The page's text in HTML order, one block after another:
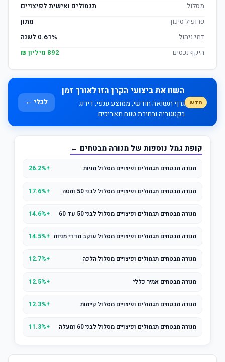
מסלול
תגמולים ואישית לפיצויים
פרופיל סיכון
מתון
דמי ניהול
0.61% לשנה
היקף נכסים
892 מיליון ₪
חדש
השוו את ביצועי הקרן הזו לאורך זמן
גרף תשואה חודשי, ממוצע ענפי, דירוג
בקטגוריה ובחירת טווח תאריכים
לכלי ←
קופת גמל נוספות של מנורה מבטחים ←
מנורה מבטחים תגמולים ופיצויים מסלול מניות +26.2%
מנורה מבטחים תגמולים ופיצויים מסלול לבני 50 ומטה +17.6%
מנורה מבטחים תגמולים ופיצויים מסלול לבני 50 עד 60 +14.6%
מנורה מבטחים תגמולים ופיצויים מסלול עוקב מדדי מניות +14.5%
מנורה מבטחים תגמולים ופיצויים מסלול הלכה +12.7%
מנורה מבטחים אמיר כללי +12.5%
מנורה מבטחים תגמולים ופיצויים מסלול קיימות +12.3%
מנורה מבטחים תגמולים ופיצויים מסלול לבני 60 ומעלה +11.3%